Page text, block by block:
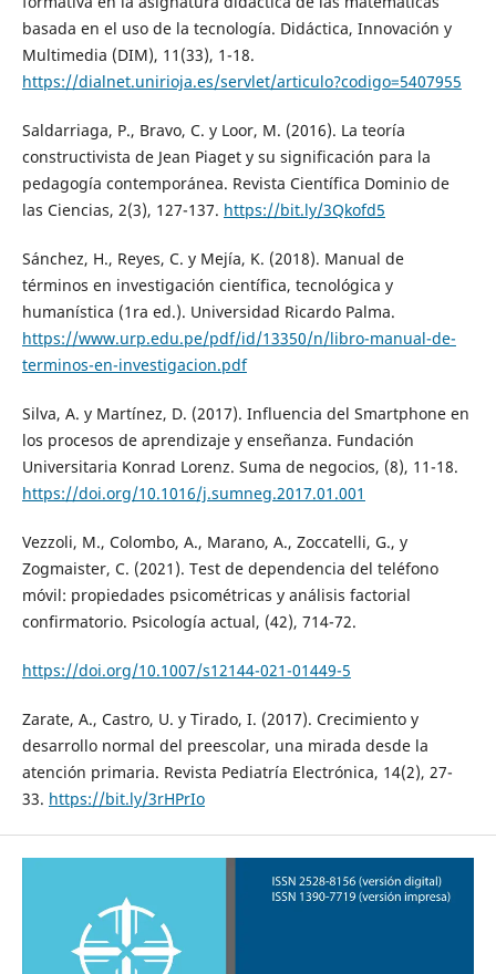
basada en el uso de la tecnología. Didáctica, Innovación y
Multimedia (DIM), 11(33), 1-18.
https://dialnet.unirioja.es/servlet/articulo?codigo=5407955
Saldarriaga, P., Bravo, C. y Loor, M. (2016). La teoría
constructivista de Jean Piaget y su significación para la
pedagogía contemporánea. Revista Científica Dominio de
las Ciencias, 2(3), 127-137. https://bit.ly/3Qkofd5
Sánchez, H., Reyes, C. y Mejía, K. (2018). Manual de
términos en investigación científica, tecnológica y
humanística (1ra ed.). Universidad Ricardo Palma.
https://www.urp.edu.pe/pdf/id/13350/n/libro-manual-de-
terminos-en-investigacion.pdf
Silva, A. y Martínez, D. (2017). Influencia del Smartphone en
los procesos de aprendizaje y enseñanza. Fundación
Universitaria Konrad Lorenz. Suma de negocios, (8), 11-18.
https://doi.org/10.1016/j.sumneg.2017.01.001
Vezzoli, M., Colombo, A., Marano, A., Zoccatelli, G., y
Zogmaister, C. (2021). Test de dependencia del teléfono
móvil: propiedades psicométricas y análisis factorial
confirmatorio. Psicología actual, (42), 714-72.
https://doi.org/10.1007/s12144-021-01449-5
Zarate, A., Castro, U. y Tirado, I. (2017). Crecimiento y
desarrollo normal del preescolar, una mirada desde la
atención primaria. Revista Pediatría Electrónica, 14(2), 27-
33. https://bit.ly/3rHPrIo